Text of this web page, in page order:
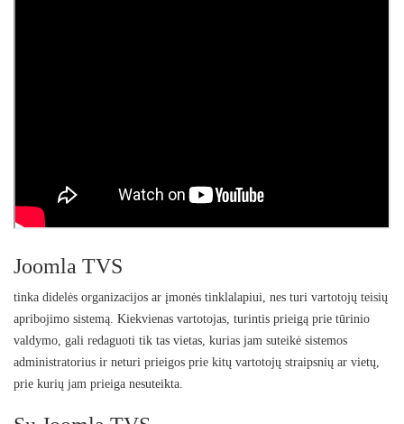
Joomla TVS
tinka didelės organizacijos ar įmonės tinklalapiui, nes turi vartotojų teisių
apribojimo sistemą. Kiekvienas vartotojas, turintis prieigą prie tūrinio
valdymo, gali redaguoti tik tas vietas, kurias jam suteikė sistemos
administratorius ir neturi prieigos prie kitų vartotojų straipsnių ar vietų,
prie kurių jam prieiga nesuteikta.